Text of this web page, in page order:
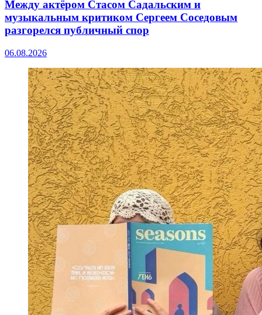
Между актёром Стасом Садальским и
музыкальным критиком Сергеем Соседовым
разгорелся публичный спор
06.08.2026